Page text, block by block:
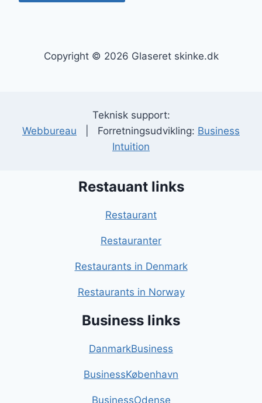
Copyright © 2026 Glaseret skinke.dk
Teknisk support:
Webbureau | Forretningsudvikling: Business
Intuition
Restauant links
Restaurant
Restauranter
Restaurants in Denmark
Restaurants in Norway
Business links
DanmarkBusiness
BusinessKøbenhavn
BusinessOdense